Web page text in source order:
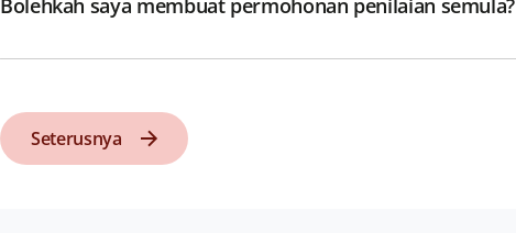
Seterusnya
Seterusnya